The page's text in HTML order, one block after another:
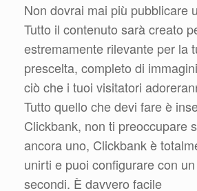
Non dovrai mai più pubblicare
Tutto il contenuto sarà creato
estremamente rilevante per la
prescelta, completo di
ciò che i tuoi visitatori
Tutto quello che devi fare è
Clickbank, non ti preoccupare
ancora uno, Clickbank è
unirti e puoi configurare con
secondi. È davvero facile